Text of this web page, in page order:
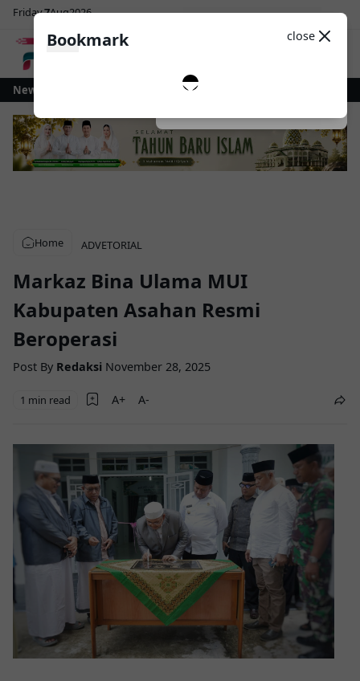
Friday7Aug2026
Light
News Gelontorkan Rp1 Miliar untuk Revitalisasi Alun-Alun Paloko
Home ADVETORIAL
Markaz Bina Ulama MUI
Kabupaten Asahan Resmi
Beroperasi
Post By Redaksi November 28, 2025
1 min read
Bookmark close